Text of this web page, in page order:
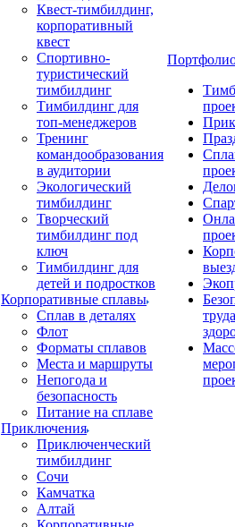
Квест-тимбилдинг,
корпоративный
квест
Спортивно-
туристический
тимбилдинг
Тимбилдинг для
топ-менеджеров
Тренинг
командообразования
в аудитории
Экологический
тимбилдинг
Творческий
тимбилдинг под
ключ
Тимбилдинг для
детей и подростков
Корпоративные сплавы
Сплав в деталях
Флот
Форматы сплавов
Места и маршруты
Непогода и
безопасность
Питание на сплаве
Приключения
Приключенческий
тимбилдинг
Сочи
Камчатка
Алтай